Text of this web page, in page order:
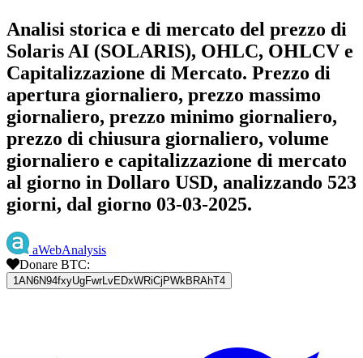
Analisi storica e di mercato del prezzo di
Solaris AI (SOLARIS), OHLC, OHLCV e
Capitalizzazione di Mercato. Prezzo di
apertura giornaliero, prezzo massimo
giornaliero, prezzo minimo giornaliero,
prezzo di chiusura giornaliero, volume
giornaliero e capitalizzazione di mercato
al giorno in Dollaro USD, analizzando 523
giorni, dal giorno 03-03-2025.
aWebAnalysis
Donare BTC:
1AN6N94fxyUgFwrLvEDxWRiCjPWkBRAhT4